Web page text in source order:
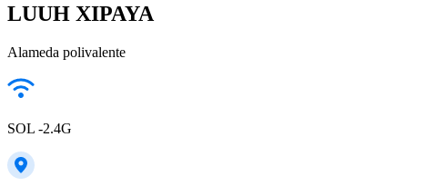
LUUH XIPAYA
Alameda polivalente
SOL -2.4G